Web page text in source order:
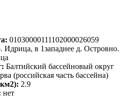
01030000111102000026059
Идрица, в 1западнее д. Островно.
Балтийский бассейновый округ
(российская часть бассейна)
2.9
нет